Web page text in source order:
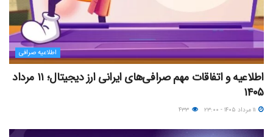
اطلاعیه صرافی
اطلاعیه و اتفاقات مهم صرافی‌های ایرانی ارز دیجیتال؛ ۱۱ مرداد
۱۴۰۵